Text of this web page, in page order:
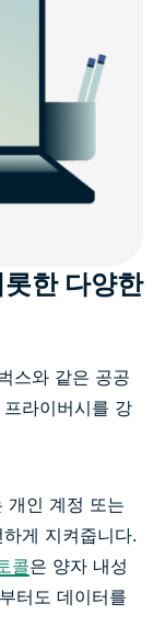
한 다양한
스와 같은 공공
라이버시를 강
개인 계정 또는
게 지켜줍니다.
콜은 양자 내성
터도 데이터를